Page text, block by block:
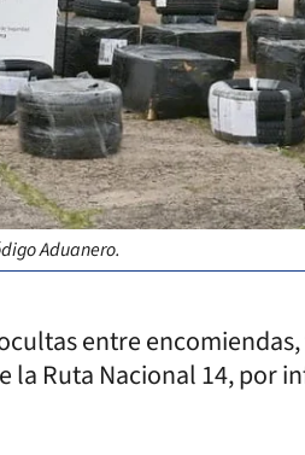
Aduanero.
entre
Ruta Nacional 14, por